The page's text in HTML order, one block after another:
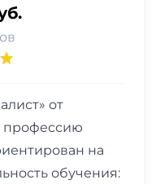
от
профессию
на
обучения: